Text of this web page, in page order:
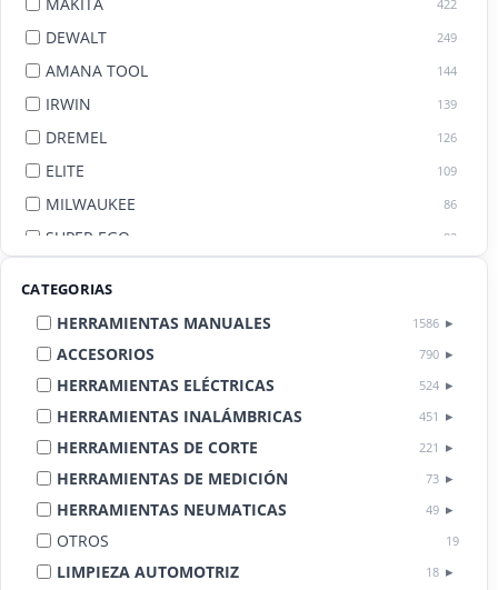
422
DEWALT 249
AMANA TOOL 144
IRWIN 139
DREMEL 126
ELITE 109
MILWAUKEE 86
SUPER EGO 82
CATEGORIAS
HERRAMIENTAS MANUALES 1586
ACCESORIOS 790
HERRAMIENTAS ELÉCTRICAS 524
HERRAMIENTAS INALÁMBRICAS 451
HERRAMIENTAS DE CORTE 221
HERRAMIENTAS DE MEDICIÓN 73
HERRAMIENTAS NEUMATICAS 49
OTROS 19
LIMPIEZA AUTOMOTRIZ 18